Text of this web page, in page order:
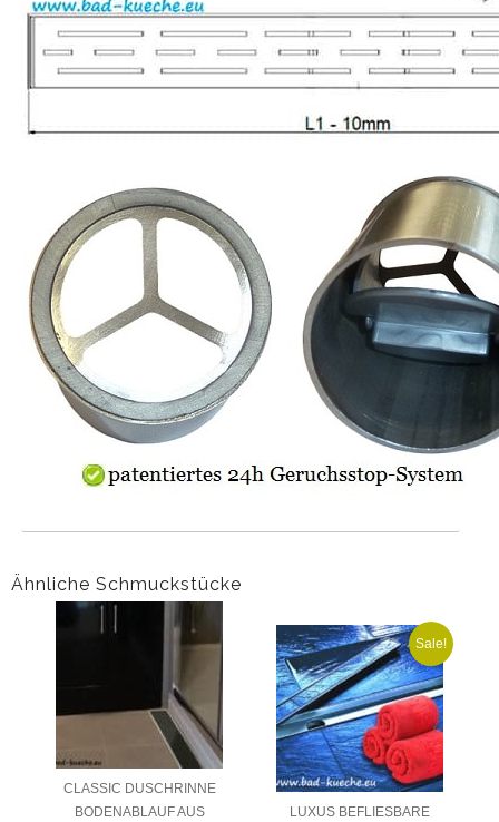
Ähnliche Schmuckstücke
CLASSIC DUSCHRINNE
BODENABLAUF AUS
Sale!
LUXUS BEFLIESBARE